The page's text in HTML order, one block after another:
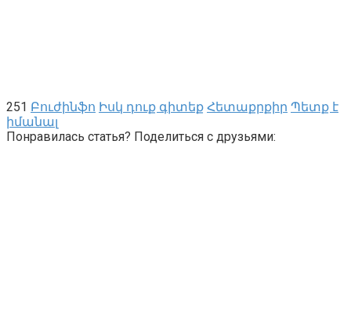
251 Բուժինֆո Իսկ դուք գիտեք Հետաքրքիր Պետք է
իմանալ
Понравилась статья? Поделиться с друзьями: